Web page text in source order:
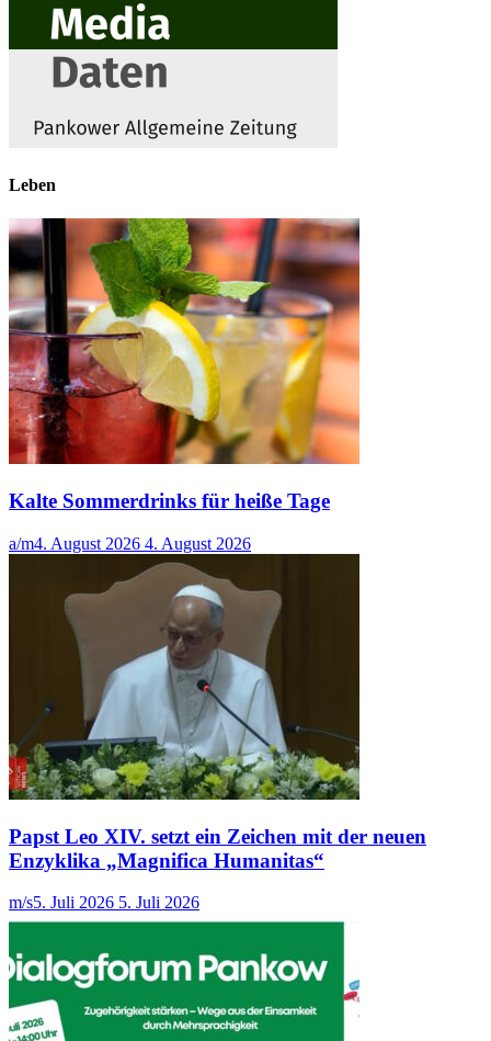
Leben
Kalte Sommerdrinks für heiße Tage
a/m4. August 2026 4. August 2026
Papst Leo XIV. setzt ein Zeichen mit der neuen
Enzyklika „Magnifica Humanitas“
m/s5. Juli 2026 5. Juli 2026